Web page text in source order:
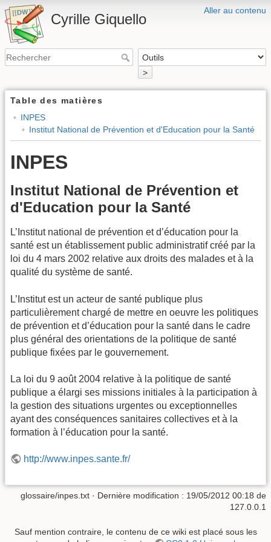
Aller au contenu
Cyrille Giquello
>
Table des matières
INPES
Institut National de Prévention et d'Education pour la Santé
INPES
Institut National de Prévention et
d'Education pour la Santé
L’Institut national de prévention et d’éducation pour la
santé est un établissement public administratif créé par la
loi du 4 mars 2002 relative aux droits des malades et à la
qualité du système de santé.
L’Institut est un acteur de santé publique plus
particulièrement chargé de mettre en oeuvre les politiques
de prévention et d’éducation pour la santé dans le cadre
plus général des orientations de la politique de santé
publique fixées par le gouvernement.
La loi du 9 août 2004 relative à la politique de santé
publique a élargi ses missions initiales à la participation à
la gestion des situations urgentes ou exceptionnelles
ayant des conséquences sanitaires collectives et à la
formation à l’éducation pour la santé.
http://www.inpes.sante.fr/
glossaire/inpes.txt · Dernière modification : 19/05/2012 00:18 de
127.0.0.1
Sauf mention contraire, le contenu de ce wiki est placé sous les